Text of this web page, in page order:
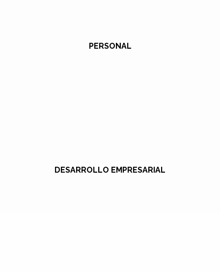
PERSONAL
DESARROLLO EMPRESARIAL